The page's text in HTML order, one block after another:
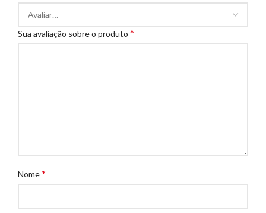
Sua avaliação sobre o produto *
Nome*